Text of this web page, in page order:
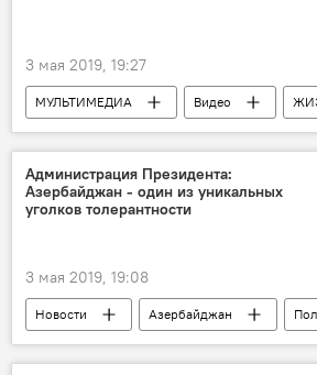
3 мая 2019, 19:27
МУЛЬТИМЕДИА Видео
Культура
Азербайджан
Администрация Президента:
Азербайджан - один из уникальных
уголков толерантности
3 мая 2019, 19:08
Новости Азербайджан